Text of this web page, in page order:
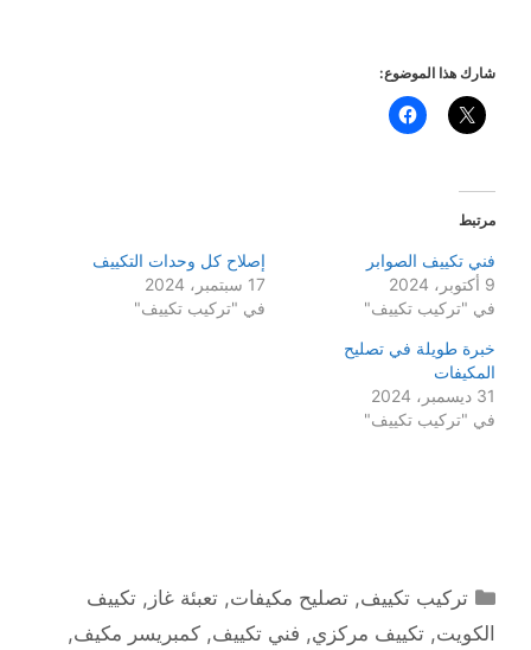
شارك هذا الموضوع:
مرتبط
فني تكييف الصوابر
9 أكتوبر، 2024
في "تركيب تكييف"
إصلاح كل وحدات التكييف
17 سبتمبر، 2024
في "تركيب تكييف"
خبرة طويلة في تصليح
المكيفات
31 ديسمبر، 2024
في "تركيب تكييف"
التصنيفات
تركيب تكييف,تصليح مكيفات,تعبئة غاز ,تكييف
الكويت, تكييف مركزي, فني تكييف, كمبريسر مكيف,